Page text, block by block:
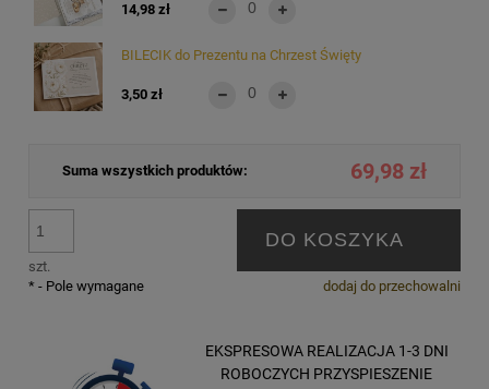
14,98 zł
BILECIK do Prezentu na Chrzest Święty
3,50 zł
Suma wszystkich produktów: 69,98 zł
szt.
DO KOSZYKA
dodaj do przechowalni
* - Pole wymagane
EKSPRESOWA REALIZACJA 1-3 DNI
ROBOCZYCH PRZYSPIESZENIE